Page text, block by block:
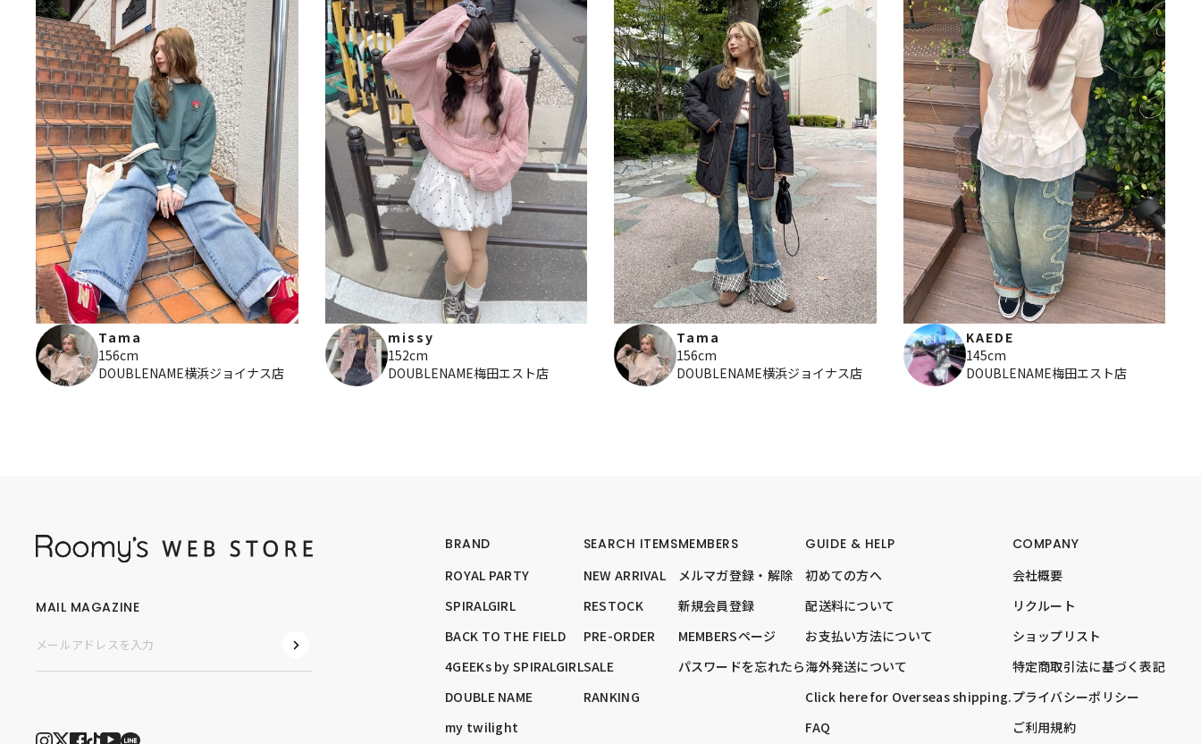
Tama
156cm
DOUBLENAME横浜ジョイナス店
missy
152cm
DOUBLENAME梅田エスト店
Tama
156cm
DOUBLENAME横浜ジョイナス店
KAEDE
145cm
DOUBLENAME梅田エスト店
BRAND
ROYAL PARTY
SPIRALGIRL
BACK TO THE FIELD
4GEEKs by SPIRALGIRL
DOUBLE NAME
my twilight
SEARCH ITEMS
NEW ARRIVAL
RESTOCK
PRE-ORDER
SALE
RANKING
MEMBERS
メルマガ登録・解除
新規会員登録
MEMBERSページ
パスワードを忘れたら
GUIDE & HELP
初めての方へ
配送料について
お支払い方法について
海外発送について
Click here for Overseas shipping.
FAQ
COMPANY
会社概要
リクルート
ショップリスト
特定商取引法に基づく表記
プライバシーポリシー
ご利用規約
MAIL MAGAZINE